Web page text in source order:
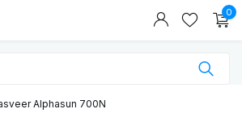
0
Alphasun 700N